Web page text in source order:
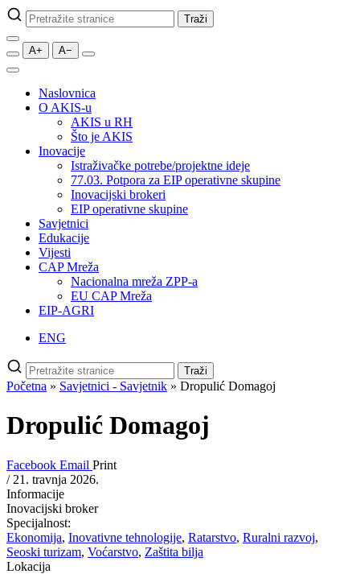
Pretraži
stranice
Traži
A+ A−
Naslovnica
O AKIS-u
AKIS u RH
Što je AKIS
Inovacije
Istraživačke potrebe/projektne ideje
77.03. Potpora za EIP operativne skupine
Inovacijski brokeri
EIP operativne skupine
Savjetnici
Edukacije
Vijesti
CAP Mreža
Nacionalna mreža ZPP-a
EU CAP Mreža
EIP-AGRI
ENG
Pretraži
stranice
Traži
Početna » Savjetnici - Savjetnik » Dropulić Domagoj
Dropulić Domagoj
Facebook Email Print
/ 21. travnja 2026.
Informacije
Inovacijski broker
Specijalnost:
Ekonomija, Inovativne tehnologije, Ratarstvo, Ruralni razvoj,
Seoski turizam, Voćarstvo, Zaštita bilja
Lokacija